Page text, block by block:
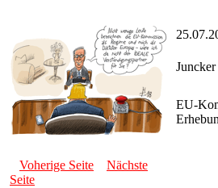
EU-
Voherige Seite
Nächste
Seite